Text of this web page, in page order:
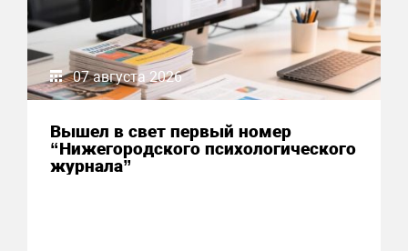
07 августа 2026
Вышел в свет первый номер
“Нижегородского психологического
журнала”